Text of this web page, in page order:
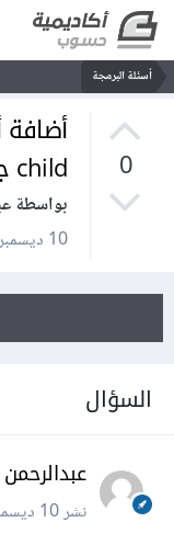
أسئلة البرمجة
0
child جديد الى Firebase
بواسطة
10 ديسمبر 2021
السؤال
عبدالرحمن
نشر10 ديسمبر 2021